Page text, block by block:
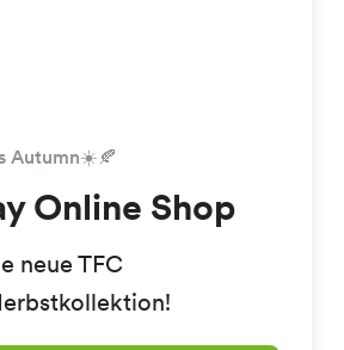
Autumn☀️🍂
Online Shop
neue TFC